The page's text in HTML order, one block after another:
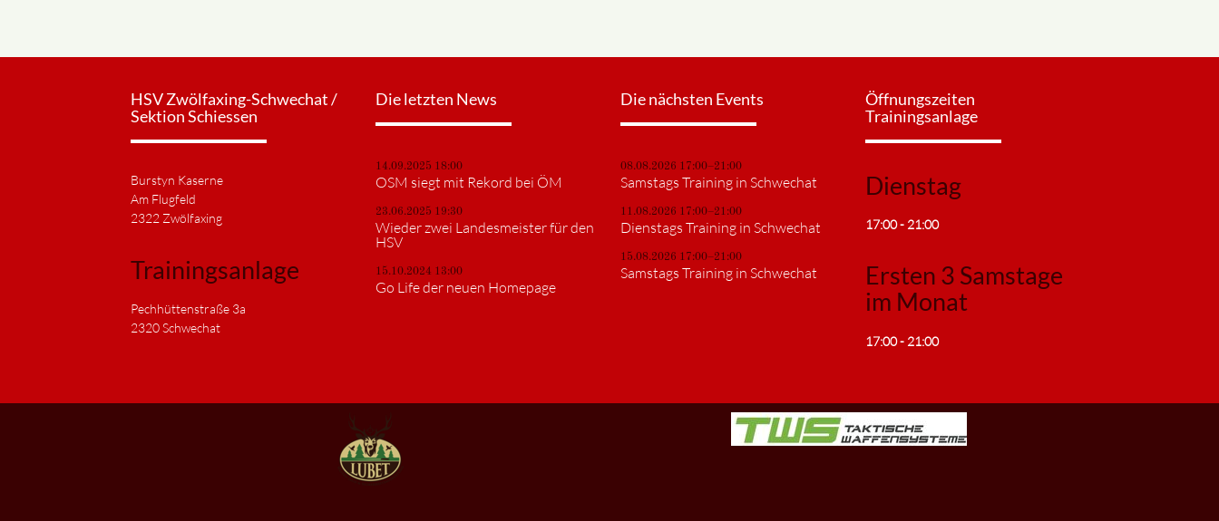
HSV Zwölfaxing-Schwechat /
Sektion Schiessen
Burstyn Kaserne
Am Flugfeld
2322 Zwölfaxing
Trainingsanlage
Pechhüttenstraße 3a
2320 Schwechat
Die letzten News
14.09.2025 18:00
OSM siegt mit Rekord bei ÖM
23.06.2025 19:30
Wieder zwei Landesmeister für den
HSV
15.10.2024 13:00
Go Life der neuen Homepage
Die nächsten Events
08.08.2026 17:00–21:00
Samstags Training in Schwechat
11.08.2026 17:00–21:00
Dienstags Training in Schwechat
15.08.2026 17:00–21:00
Samstags Training in Schwechat
Öffnungszeiten
Trainingsanlage
Dienstag
17:00 - 21:00
Ersten 3 Samstage
im Monat
17:00 - 21:00